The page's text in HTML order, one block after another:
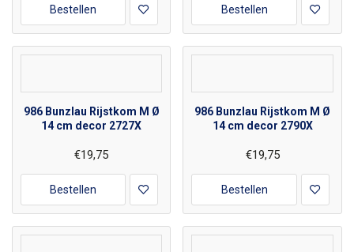
Bestellen Bestellen
986 Bunzlau Rijstkom M Ø
14 cm decor 2727X
€19,75
Bestellen
986 Bunzlau Rijstkom M Ø
14 cm decor 2790X
€19,75
Bestellen